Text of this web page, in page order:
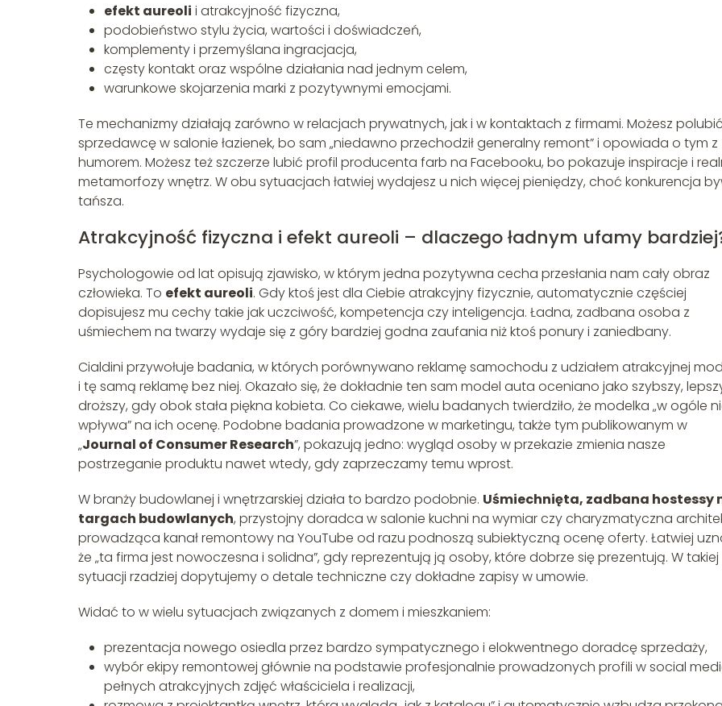
efekt aureoli i atrakcyjność fizyczna,
podobieństwo stylu życia, wartości i doświadczeń,
komplementy i przemyślana ingracjacja,
częsty kontakt oraz wspólne działania nad jednym celem,
warunkowe skojarzenia marki z pozytywnymi emocjami.
Te mechanizmy działają zarówno w relacjach prywatnych, jak i w kontaktach z firmami. Możesz polubić
sprzedawcę w salonie łazienek, bo sam „niedawno przechodził generalny remont” i opowiada o tym z
humorem. Możesz też szczerze lubić profil producenta farb na Facebooku, bo pokazuje inspiracje i
metamorfozy wnętrz. W obu sytuacjach łatwiej wydajesz u nich więcej pieniędzy, choć konkurencja
tańsza.
Atrakcyjność fizyczna i efekt aureoli – dlaczego ładnym ufamy
Psychologowie od lat opisują zjawisko, w którym jedna pozytywna cecha przesłania nam cały obraz
człowieka. To efekt aureoli. Gdy ktoś jest dla Ciebie atrakcyjny fizycznie, automatycznie częściej
dopisujesz mu cechy takie jak uczciwość, kompetencja czy inteligencja. Ładna, zadbana osoba z
uśmiechem na twarzy wydaje się z góry bardziej godna zaufania niż ktoś ponury i zaniedbany.
Cialdini przywołuje badania, w których porównywano reklamę samochodu z udziałem atrakcyjnej
i tę samą reklamę bez niej. Okazało się, że dokładnie ten sam model auta oceniano jako szybszy,
droższy, gdy obok stała piękna kobieta. Co ciekawe, wielu badanych twierdziło, że modelka „w ogóle
wpływa” na ich ocenę. Podobne badania prowadzone w marketingu, także tym publikowanym w
„Journal of Consumer Research”, pokazują jedno: wygląd osoby w przekazie zmienia nasze
postrzeganie produktu nawet wtedy, gdy zaprzeczamy temu wprost.
W branży budowlanej i wnętrzarskiej działa to bardzo podobnie. Uśmiechnięta, zadbana hostessy
targach budowlanych, przystojny doradca w salonie kuchni na wymiar czy charyzmatyczna
prowadząca kanał remontowy na YouTube od razu podnoszą subiektyczną ocenę oferty. Łatwiej
że „ta firma jest nowoczesna i solidna”, gdy reprezentują ją osoby, które dobrze się prezentują. W takiej
sytuacji rzadziej dopytujemy o detale techniczne czy dokładne zapisy w umowie.
Widać to w wielu sytuacjach związanych z domem i mieszkaniem:
prezentacja nowego osiedla przez bardzo sympatycznego i elokwentnego doradcę sprzedaży,
wybór ekipy remontowej głównie na podstawie profesjonalnie prowadzonych profili w social
pełnych atrakcyjnych zdjęć właściciela i realizacji,